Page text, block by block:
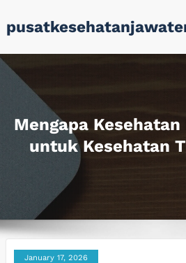
to
content
Mengapa
untuk Kesehatan
January 17, 2026